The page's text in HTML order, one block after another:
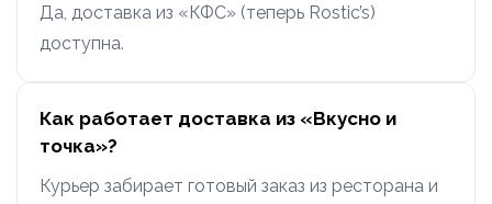
Да, доставка из «КФС» (теперь Rostic’s)
доступна.
Как работает доставка из «Вкусно и
точка»?
Курьер забирает готовый заказ из ресторана и